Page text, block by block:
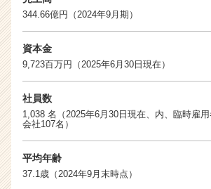
オンライン開催
8月18日(火)
受付中
受付中
344.66億円（2024年9月期）
資本金
9,723百万円（2025年6月30日現在）
社員数
1,038 名（2025年6月30日現在、内、臨時雇
会社107名）
平均年齢
37.1歳（2024年9月末時点）